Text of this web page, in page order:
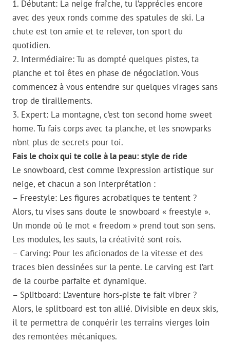
1. Débutant: La neige fraîche, tu l’apprécies encore
avec des yeux ronds comme des spatules de ski. La
chute est ton amie et te relever, ton sport du
quotidien.
2. Intermédiaire: Tu as dompté quelques pistes, ta
planche et toi êtes en phase de négociation. Vous
commencez à vous entendre sur quelques virages sans
trop de tiraillements.
3. Expert: La montagne, c’est ton second home sweet
home. Tu fais corps avec ta planche, et les snowparks
n’ont plus de secrets pour toi.
Fais le choix qui te colle à la peau: style de ride
Le snowboard, c’est comme l’expression artistique sur
neige, et chacun a son interprétation :
– Freestyle: Les figures acrobatiques te tentent ?
Alors, tu vises sans doute le snowboard « freestyle ».
Un monde où le mot « freedom » prend tout son sens.
Les modules, les sauts, la créativité sont rois.
– Carving: Pour les aficionados de la vitesse et des
traces bien dessinées sur la pente. Le carving est l’art
de la courbe parfaite et dynamique.
– Splitboard: L’aventure hors-piste te fait vibrer ?
Alors, le splitboard est ton allié. Divisible en deux skis,
il te permettra de conquérir les terrains vierges loin
des remontées mécaniques.